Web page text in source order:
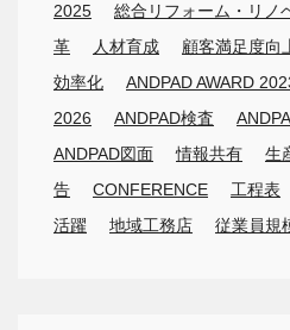
2025 総合リフォーム・リノ
革
人材育成 顧客満足度向
効率化
ANDPAD AWARD
2026
ANDPAD検査
ANDPAD図面
情報共有 生
告
CONFERENCE 工程表
活躍
地域工務店 従業員規